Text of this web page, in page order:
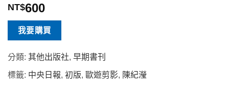
NT$600
我要購買
分類: 其他出版社, 早期書刊
標籤: 中央日報, 初版, 歐遊剪影, 陳紀瀅